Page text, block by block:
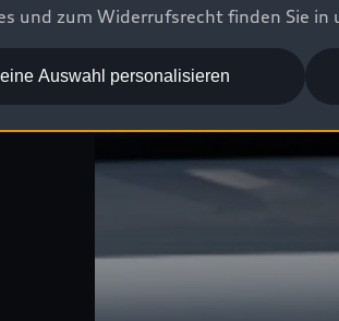
und zum Widerrufsrecht finden Sie in
Auswahl personalisieren